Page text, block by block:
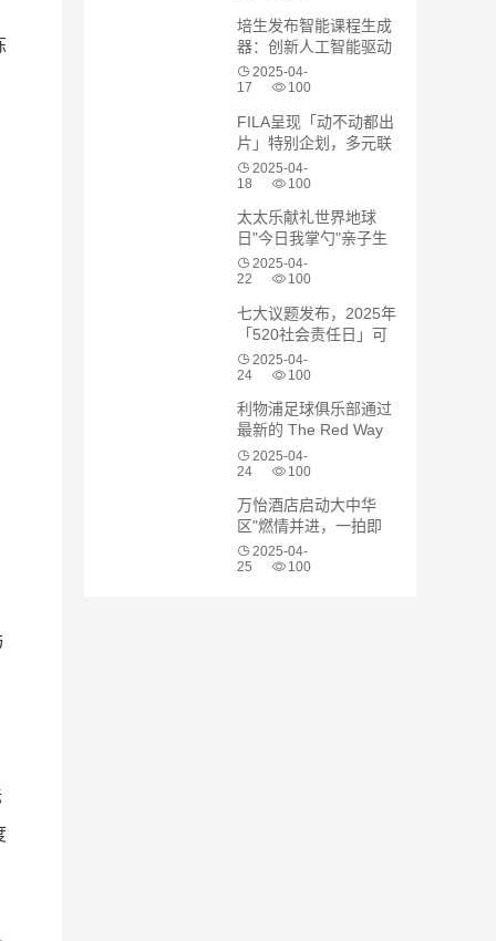
培生发布智能课程生成
器：创新人工智能驱动
教师备课方式变革
2025-04-
17
100
FILA呈现「动不动都出
片」特别企划，多元联
动解锁五一假期穿搭灵
感
2025-04-
18
100
太太乐献礼世界地球
日"今日我掌勺"亲子生
态行动于山阳田园启幕
2025-04-
22
100
七大议题发布，2025年
「520社会责任日」可
持续发展优秀案例申报
周期正式开启
2025-04-
24
100
利物浦足球俱乐部通过
最新的 The Red Way
报告 展示其在可持续发
展方面的领导地位
2025-04-
24
100
万怡酒店启动大中华
区"燃情并进，一拍即
合"品牌主题活动
2025-04-
25
100